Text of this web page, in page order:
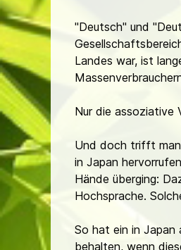
"Deutsch" und
Landes war, ist
Nur die assoziative
Und doch trifft man
in Japan
Hände überging:
Hochsprache.
So hat ein in Japan
behalten, wenn